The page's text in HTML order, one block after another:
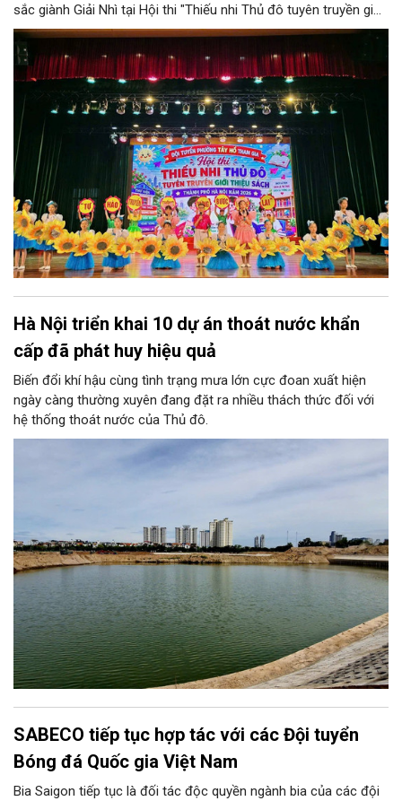
sắc giành Giải Nhì tại Hội thi "Thiếu nhi Thủ đô tuyên truyền giới
thiệu sách; Múa hát tập thể và Ca khúc măng non" năm 2026 do
Sở Văn hóa và Thể thao Hà Nội tổ chức.
Hà Nội triển khai 10 dự án thoát nước khẩn
cấp đã phát huy hiệu quả
Biến đổi khí hậu cùng tình trạng mưa lớn cực đoan xuất hiện
ngày càng thường xuyên đang đặt ra nhiều thách thức đối với
hệ thống thoát nước của Thủ đô.
SABECO tiếp tục hợp tác với các Đội tuyển
Bóng đá Quốc gia Việt Nam
Bia Saigon tiếp tục là đối tác độc quyền ngành bia của các đội